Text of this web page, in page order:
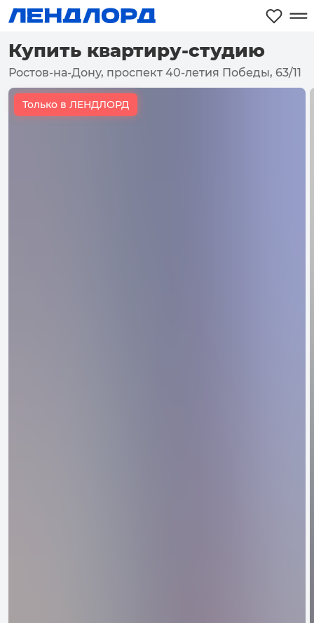
Купить квартиру-студию
Ростов-на-Дону, проспект 40-летия Победы, 63/11
Только в ЛЕНДЛОРД